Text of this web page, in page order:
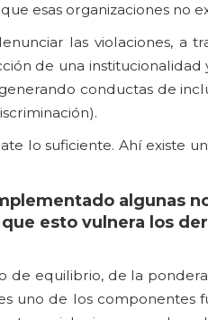
esas organizaciones no
las violaciones, a
de una institucionalidad
conductas de
lo suficiente. Ahí existe
algunas
esto vulnera los
de equilibrio, de la
uno de los componentes